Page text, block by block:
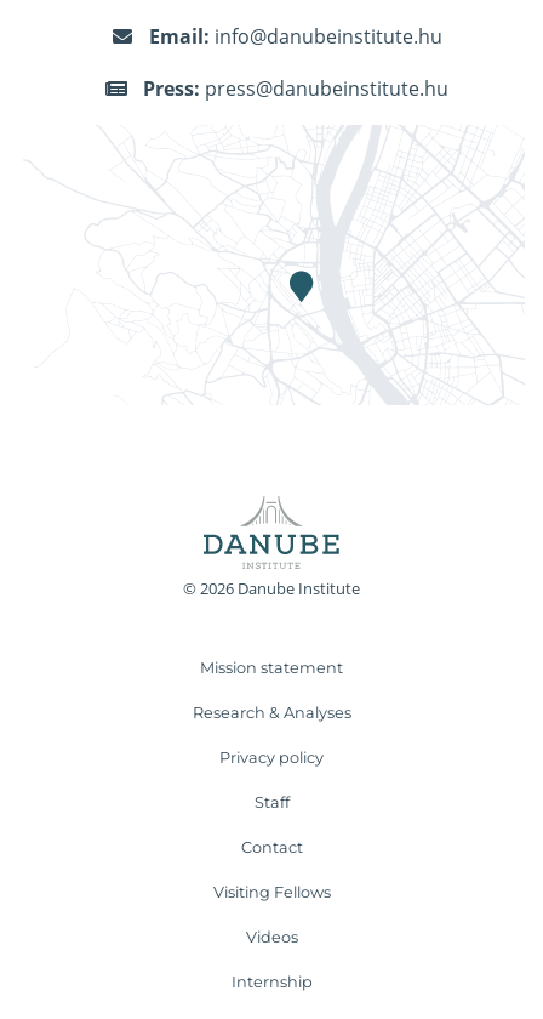
Email: info@danubeinstitute.hu
Press: press@danubeinstitute.hu
© 2026 Danube Institute
Mission statement
Research & Analyses
Privacy policy
Staff
Contact
Visiting Fellows
Videos
Internship